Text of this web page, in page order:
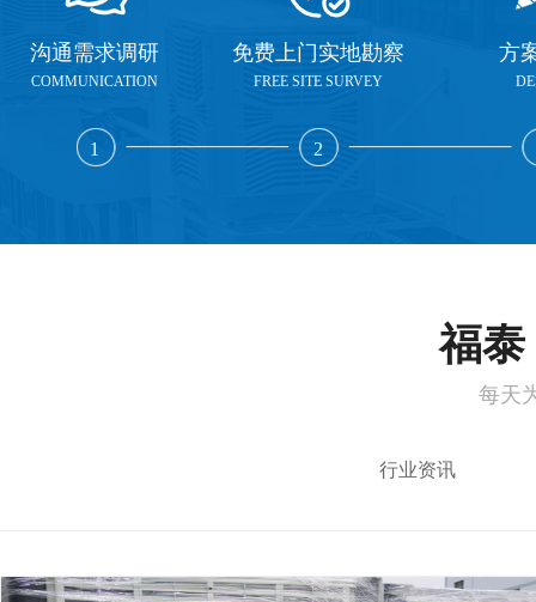
沟通需求调研
COMMUNICATION
1
免费上门实地勘察
FREE SITE SURVEY
2
方
福泰
每天
行业资讯